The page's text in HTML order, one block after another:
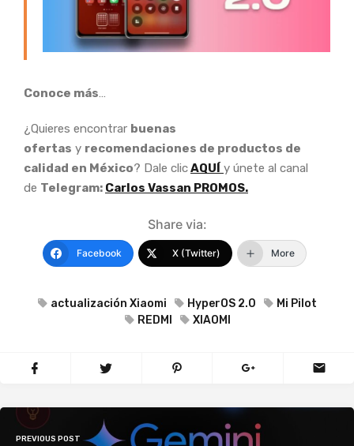
Conoce más…
¿Quieres encontrar buenas
ofertas y recomendaciones de productos de
calidad en México? Dale clicAQUÍ y únete al canal
de Telegram: Carlos Vassan PROMOS.
Share via:
Facebook X (Twitter) More
actualización Xiaomi HyperOS 2.0
Mi Pilot
REDMI
XIAOMI
PREVIOUS POST